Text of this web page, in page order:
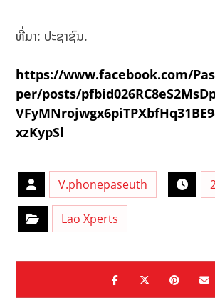
ທີ່ມາ: ປະຊາຊົນ.
https://www.facebook.com/
per/posts/
xzKypSl
V.phonepaseuth
Lao Xperts